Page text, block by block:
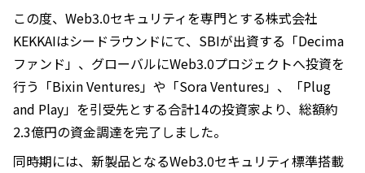
この度、Web3.0セキュリティを専門とする株式会社
KEKKAIはシードラウンドにて、SBIが出資する「Decima
ファンド」、グローバルにWeb3.0プロジェクトへ投資を
行う「Bixin Ventures」や「Sora Ventures」、「Plug
and Play」を引受先とする合計14の投資家より、総額約
2.3億円の資金調達を完了しました。
同時期には、新製品となるWeb3.0セキュリティ標準搭載